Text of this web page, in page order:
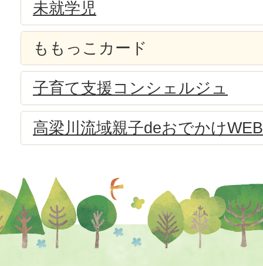
未就学児
ももっこカード
子育て支援コンシェルジュ
高梁川流域親子deおでかけWEB